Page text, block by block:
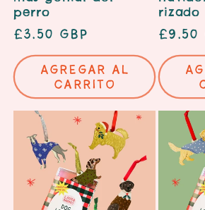
perro
Precio
habitual
£3.50 GBP
Agregar al
carrito
rizado
£9.50